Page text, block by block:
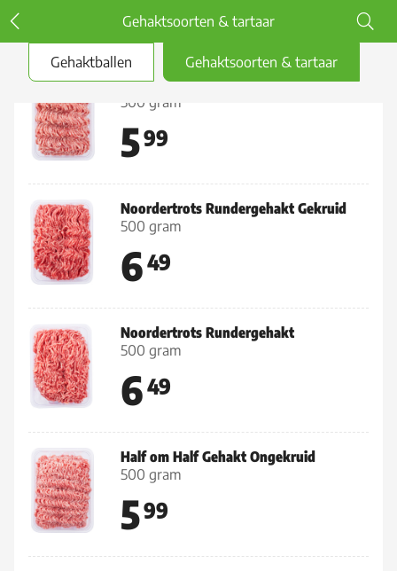
Gehaktsoorten & tartaar
Gehaktballen
Gehaktsoorten & tartaar
Half om Half Gehakt Gekruid
500 gram
599
Noordertrots Rundergehakt Gekruid
500 gram
649
Noordertrots Rundergehakt
500 gram
649
Half om Half Gehakt Ongekruid
500 gram
599